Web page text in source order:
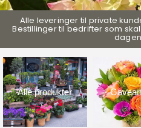
Nå tilbyr vi
Bestill på nett, velg klikk og
Alle leveringer til private
Bestillinger til bedrifter som
Alle produkter